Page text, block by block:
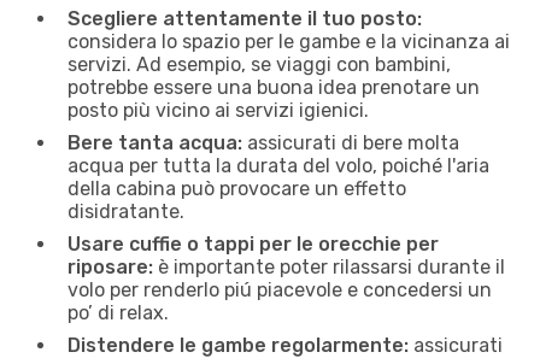
Scegliere attentamente il tuo posto:
considera lo spazio per le gambe e la vicinanza ai
servizi. Ad esempio, se viaggi con bambini,
potrebbe essere una buona idea prenotare un
posto più vicino ai servizi igienici.
Bere tanta acqua: assicurati di bere molta
acqua per tutta la durata del volo, poiché l'aria
della cabina può provocare un effetto
disidratante.
Usare cuffie o tappi per le orecchie per
riposare: è importante poter rilassarsi durante il
volo per renderlo piú piacevole e concedersi un
po’ di relax.
Distendere le gambe regolarmente: assicurati